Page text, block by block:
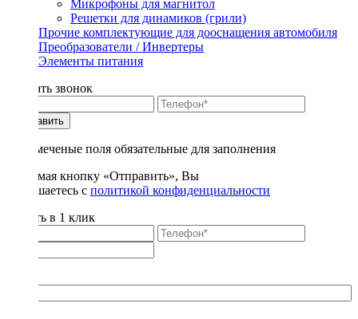
Микрофоны для магнитол
Решетки для динамиков (грили)
Прочие комплектующие для дооснащения автомобиля
Преобразователи / Инвертеры
Элементы питания
Заказать звонок
Отправить
* - отмеченые поля обязательные для заполнения
Нажимая кнопку «Отправить», Вы
соглашаетесь с политикой конфиденциальности
Купить в 1 клик